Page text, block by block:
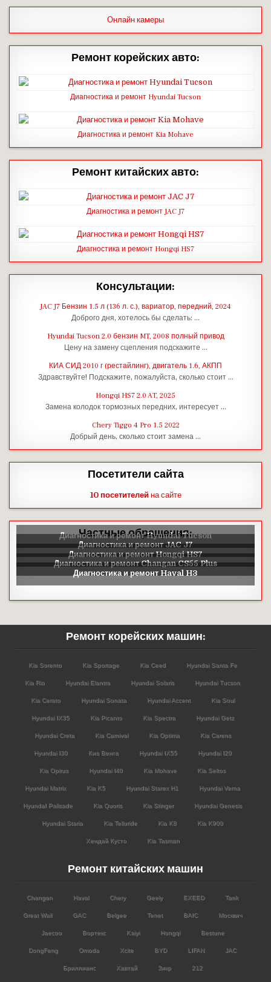
Онлайн камеры
Ремонт корейских авто:
Диагностика и ремонт Hyundai Tucson
Диагностика и ремонт Kia Mohave
Ремонт китайских авто:
Диагностика и ремонт JAC J7
Диагностика и ремонт Hongqi HS7
Консультации:
JAC J7 Бензин 1.5 л (136 л. с.), вариатор, передний, 2024
Доброго дня, хотелось бы сделать: …
Hyundai Tucson 2.0 бензин MT, 2008 полный привод
Цену на замену сцепления подскажите …
КИА СИД 2010 г (рестайлинг), двигатель 1.6, АКПП
Здравствуйте! Подскажите, пожалуйста, сколько стоит …
Hongqi HS7 2.0 AT, 2025
Замена колодок тормозных передних, интересует …
Chery Tiggo 4 Pro 1.5 2022
Добрый день, сколько стоит замена …
Посетители сайта
10 посетителейна сайте
Частные обращения:
Ремонт корейских машин:
Kia Sorento Kia Sportage Kia Ceed Hyundai Santa Fe
Kia Rio Hyundai Elantra Hyundai Solaris Hyundai Tucson
Kia Cerato Hyundai Sonata Hyundai Accent Kia Soul
Hyundai IX35 Kia Picanto Kia Spectra Hyundai Getz
Hyundai Creta Kia Carnival Kia Optima Kia Carens
Hyundai I30 Киа Венга Hyundai IX55 Hyundai I20
Kia Opirus Hyundai I40 Kia Mohave Kia Seltos
Hyundai Matrix Kia K5 Hyundai Starex H1 Hyundai Verna
HyundaI Palisade Kia Quoris Kia Stinger Hyundai Genesis
Hyundai Staria Kia Telluride Kia K8 Kia K900
Хендай Кусто Kia Tasman
Ремонт китайских машин
Changan Haval Chery Geely EXEED Tank
Great Wall GAC Belgee Tenet BAIC Москвич
Jaecoo Вортекс Kaiyi Hongqi Bestune
DongFeng Omoda Xcite BYD LIFAN JAC
Бриллианс Хавтай Зикр 212